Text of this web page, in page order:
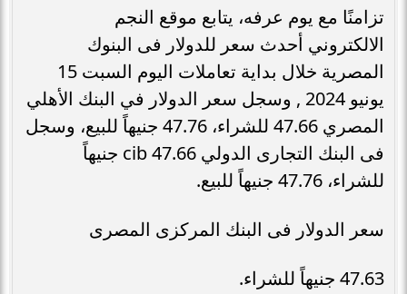
تزامنًا مع يوم عرفه، يتابع موقع النجم
الالكتروني أحدث سعر للدولار فى البنوك
المصرية خلال بداية تعاملات اليوم السبت 15
يونيو 2024 , وسجل سعر الدولار في البنك الأهلي
المصري 47.66 للشراء، 47.76 جنيهاً للبيع، وسجل
فى البنك التجارى الدولي cib 47.66 جنيهاً
للشراء، 47.76 جنيهاً للبيع.
سعر الدولار فى البنك المركزى المصرى
47.63 جنيهاً للشراء.